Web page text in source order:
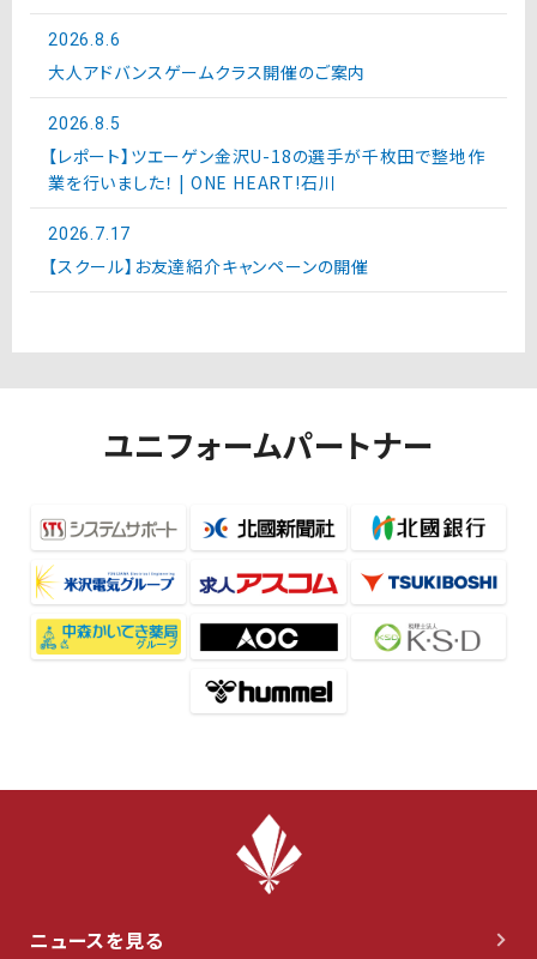
2026.8.6
大人アドバンスゲームクラス開催のご案内
2026.8.5
【レポート】ツエーゲン金沢U-18の選手が千枚田で整地作
業を行いました！ | ONE HEART!石川
2026.7.17
【スクール】お友達紹介キャンペーンの開催
ユニフォームパートナー
ニュースを見る